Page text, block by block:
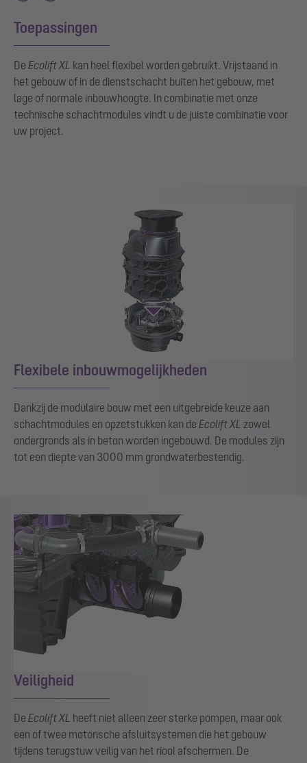
Toepassingen
De Ecolift XL kan heel flexibel worden gebruikt. Vrijstaand in
het gebouw of in de dienstschacht buiten het gebouw, met
lage of normale inbouwhoogte. In combinatie met onze
technische schachtmodules vindt u de juiste combinatie voor
uw project.
Flexibele inbouwmogelijkheden
Dankzij de modulaire bouw met een uitgebreide keuze aan
schachtmodules en opzetstukken kan de Ecolift XL zowel
ondergronds als in beton worden ingebouwd. De modules zijn
tot een diepte van 3000 mm grondwaterbestendig.
Show larger version for:
Veiligheid
De Ecolift XL heeft niet alleen zeer sterke pompen, maar ook
een of twee motorische afsluitsystemen die het gebouw
tijdens terugstuw veilig van het riool afschermen. De